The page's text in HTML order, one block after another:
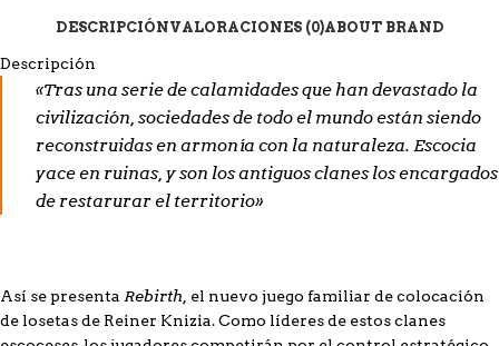
DESCRIPCIÓNVALORACIONES (0)ABOUT BRAND
Descripción
«Tras una serie de calamidades que han devastado la
civilización, sociedades de todo el mundo están siendo
reconstruidas en armonía con la naturaleza. Escocia
yace en ruinas, y son los antiguos clanes los encargados
de restarurar el territorio»
Así se presenta Rebirth, el nuevo juego familiar de colocación
de losetas de Reiner Knizia. Como líderes de estos clanes